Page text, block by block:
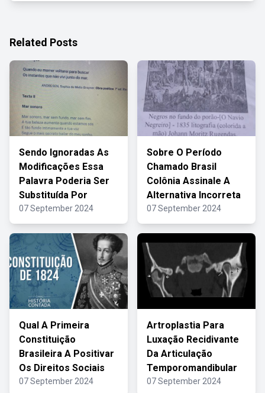
Related Posts
Sendo Ignoradas As
Modificações Essa
Palavra Poderia Ser
Substituída Por
07 September 2024
Sobre O Período
Chamado Brasil
Colônia Assinale A
Alternativa Incorreta
07 September 2024
Qual A Primeira
Constituição
Brasileira A Positivar
Os Direitos Sociais
07 September 2024
Artroplastia Para
Luxação Recidivante
Da Articulação
Temporomandibular
07 September 2024